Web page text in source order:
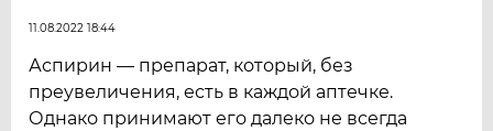
11.08.2022 18:44
Аспирин — препарат, который, без
преувеличения, есть в каждой аптечке.
Однако принимают его далеко не всегда